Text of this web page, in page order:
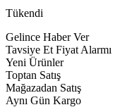
Tükendi
Gelince Haber Ver
Tavsiye Et Fiyat Alarmı
Yeni Ürünler
Toptan Satış
Mağazadan Satış
Aynı Gün Kargo